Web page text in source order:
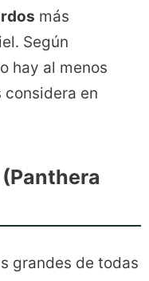
más
Según
hay al menos
considera en
(Panthera
grandes de todas